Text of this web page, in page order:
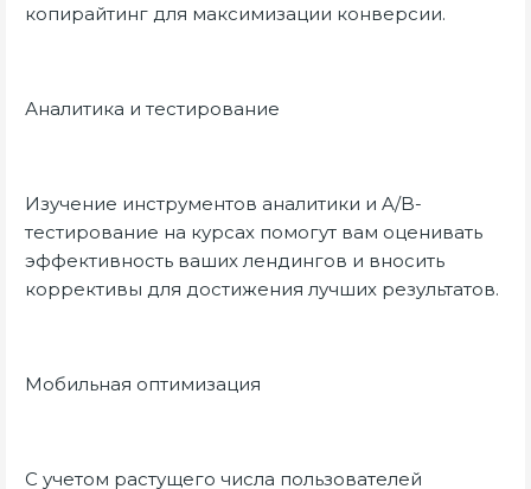
копирайтинг для максимизации конверсии.
Аналитика и тестирование
Изучение инструментов аналитики и A/B-
тестирование на курсах помогут вам оценивать
эффективность ваших лендингов и вносить
коррективы для достижения лучших результатов.
Мобильная оптимизация
С учетом растущего числа пользователей